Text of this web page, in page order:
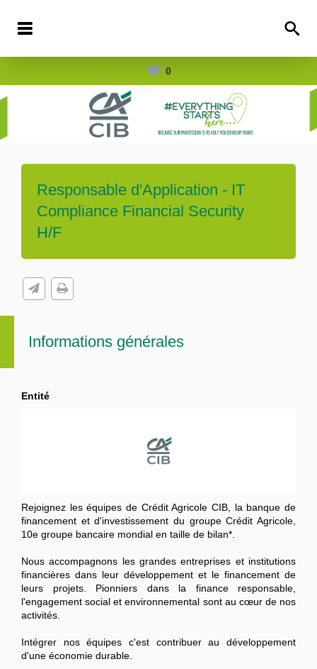
0
Responsable d'Application - IT
Compliance Financial Security
H/F
Informations générales
Entité
Rejoignez les équipes de Crédit Agricole CIB, la banque de
financement et d'investissement du groupe Crédit Agricole,
10e groupe bancaire mondial en taille de bilan*.
Nous accompagnons les grandes entreprises et institutions
financières dans leur développement et le financement de
leurs projets. Pionniers dans la finance responsable,
l'engagement social et environnemental sont au cœur de nos
activités.
Intégrer nos équipes c'est contribuer au développement
d'une économie durable.